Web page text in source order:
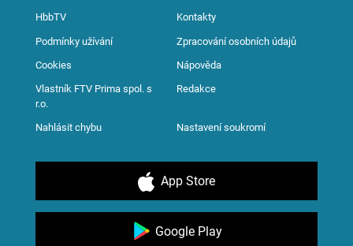
HbbTV Kontakty
Podmínky užívání Zpracování osobních údajů
Cookies Nápověda
Vlastník FTV Prima spol. s
r.o.
Redakce
Nahlásit chybu Nastavení soukromí
App Store
Google Play